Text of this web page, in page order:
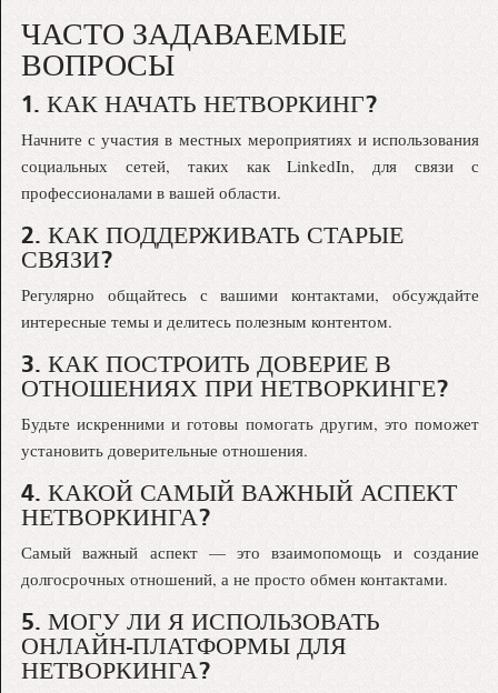
ЧАСТО ЗАДАВАЕМЫЕ
ВОПРОСЫ
1. КАК НАЧАТЬ НЕТВОРКИНГ?
Начните с участия в местных мероприятиях и использования
социальных сетей, таких как LinkedIn, для связи с
профессионалами в вашей области.
2. КАК ПОДДЕРЖИВАТЬ СТАРЫЕ
СВЯЗИ?
Регулярно общайтесь с вашими контактами, обсуждайте
интересные темы и делитесь полезным контентом.
3. КАК ПОСТРОИТЬ ДОВЕРИЕ В
ОТНОШЕНИЯХ ПРИ НЕТВОРКИНГЕ?
Будьте искренними и готовы помогать другим, это поможет
установить доверительные отношения.
4. КАКОЙ САМЫЙ ВАЖНЫЙ АСПЕКТ
НЕТВОРКИНГА?
Самый важный аспект — это взаимопомощь и создание
долгосрочных отношений, а не просто обмен контактами.
5. МОГУ ЛИ Я ИСПОЛЬЗОВАТЬ
ОНЛАЙН-ПЛАТФОРМЫ ДЛЯ
НЕТВОРКИНГА?